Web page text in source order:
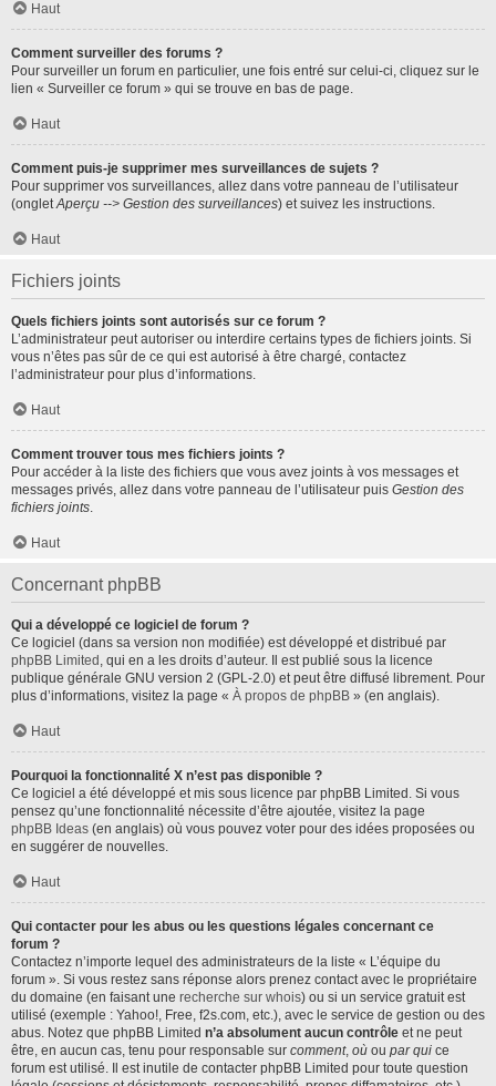
Haut
Comment surveiller des forums ?
Pour surveiller un forum en particulier, une fois entré sur celui-ci, cliquez sur le
lien « Surveiller ce forum » qui se trouve en bas de page.
Haut
Comment puis-je supprimer mes surveillances de sujets ?
Pour supprimer vos surveillances, allez dans votre panneau de l’utilisateur
(ongletAperçu --> Gestion des surveillances) et suivez les instructions.
Haut
Fichiers joints
Quels fichiers joints sont autorisés sur ce forum ?
L’administrateur peut autoriser ou interdire certains types de fichiers joints. Si
vous n’êtes pas sûr de ce qui est autorisé à être chargé, contactez
l’administrateur pour plus d’informations.
Haut
Comment trouver tous mes fichiers joints ?
Pour accéder à la liste des fichiers que vous avez joints à vos messages et
messages privés, allez dans votre panneau de l’utilisateur puis Gestion des
fichiers joints.
Haut
Concernant phpBB
Qui a développé ce logiciel de forum ?
Ce logiciel (dans sa version non modifiée) est développé et distribué par
phpBB Limited , qui en a les droits d’auteur. Il est publié sous la licence
publique générale GNU version 2 (GPL-2.0) et peut être diffusé librement. Pour
plus d’informations, visitez la page « À propos de phpBB » (en anglais).
Haut
Pourquoi la fonctionnalité X n’est pas disponible ?
Ce logiciel a été développé et mis sous licence par phpBB Limited. Si vous
pensez qu’une fonctionnalité nécessite d’être ajoutée, visitez la page
phpBB Ideas (en anglais) où vous pouvez voter pour des idées proposées ou
en suggérer de nouvelles.
Haut
Qui contacter pour les abus ou les questions légales concernant ce
forum ?
Contactez n’importe lequel des administrateurs de la liste « L’équipe du
forum ». Si vous restez sans réponse alors prenez contact avec le propriétaire
du domaine (en faisant une recherche sur whois) ou si un service gratuit est
utilisé (exemple : Yahoo!, Free, f2s.com, etc.), avec le service de gestion ou des
abus. Notez que phpBB Limited n’a absolument aucun contrôle et ne peut
être, en aucun cas, tenu pour responsable sur comment, où ou par qui ce
forum est utilisé. Il est inutile de contacter phpBB Limited pour toute question